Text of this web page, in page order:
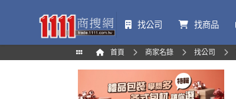
找公司 找商品
首頁 商家名錄 找公司